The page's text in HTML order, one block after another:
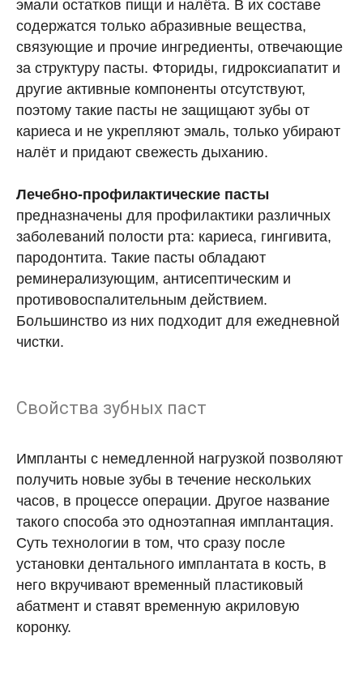
эмали остатков пищи и налёта. В их составе
содержатся только абразивные вещества,
связующие и прочие ингредиенты, отвечающие
за структуру пасты. Фториды, гидроксиапатит и
другие активные компоненты отсутствуют,
поэтому такие пасты не защищают зубы от
кариеса и не укрепляют эмаль, только убирают
налёт и придают свежесть дыханию.
Лечебно-профилактические пасты
предназначены для профилактики различных
заболеваний полости рта: кариеса, гингивита,
пародонтита. Такие пасты обладают
реминерализующим, антисептическим и
противовоспалительным действием.
Большинство из них подходит для ежедневной
чистки.
Свойства зубных паст
Импланты с немедленной нагрузкой позволяют
получить новые зубы в течение нескольких
часов, в процессе операции. Другое название
такого способа это одноэтапная имплантация.
Суть технологии в том, что сразу после
установки дентального имплантата в кость, в
него вкручивают временный пластиковый
абатмент и ставят временную акриловую
коронку.